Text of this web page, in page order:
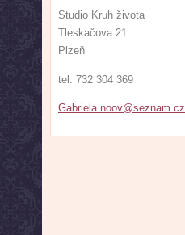
Studio Kruh života
Tleskačova 21
Plzeň
tel: 732 304 369
Gabriela .noov@seznam.cz